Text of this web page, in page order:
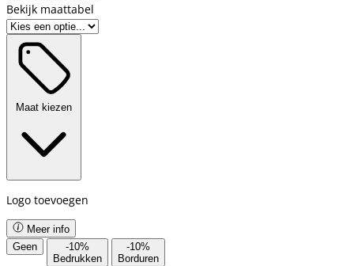
Bekijk maattabel
Maat kiezen
Logo toevoegen
Meer info
Geen
-10%
Bedrukken
-10%
Borduren